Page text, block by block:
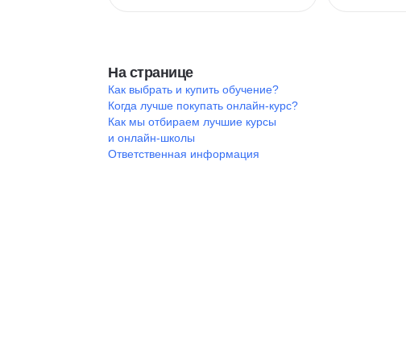
На странице
Как выбрать и купить обучение?
Когда лучше покупать онлайн-курс?
Как мы отбираем лучшие курсы
и онлайн-школы
Ответственная информация